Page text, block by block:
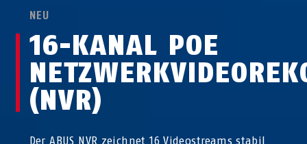
NEU
16-KANAL POE
(NVR)
Der ABUS NVR zeichnet 16 Videostreams stabil